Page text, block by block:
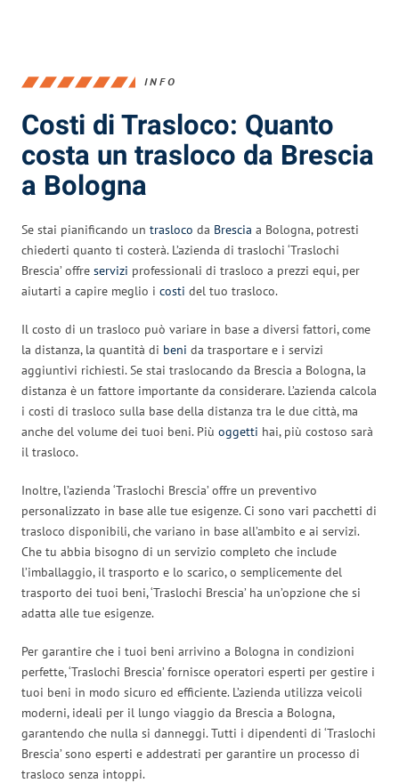
INFO
Costi di Trasloco: Quanto
costa un trasloco da Brescia
a Bologna
Se stai pianificando un trasloco da Brescia a Bologna, potresti
chiederti quanto ti costerà. L’azienda di traslochi ‘Traslochi
Brescia’ offre servizi professionali di trasloco a prezzi equi, per
aiutarti a capire meglio i costi del tuo trasloco.
Il costo di un trasloco può variare in base a diversi fattori, come
la distanza, la quantità di beni da trasportare e i servizi
aggiuntivi richiesti. Se stai traslocando da Brescia a Bologna, la
distanza è un fattore importante da considerare. L’azienda calcola
i costi di trasloco sulla base della distanza tra le due città, ma
anche del volume dei tuoi beni. Più oggetti hai, più costoso sarà
il trasloco.
Inoltre, l’azienda ‘Traslochi Brescia’ offre un preventivo
personalizzato in base alle tue esigenze. Ci sono vari pacchetti di
trasloco disponibili, che variano in base all’ambito e ai servizi.
Che tu abbia bisogno di un servizio completo che include
l’imballaggio, il trasporto e lo scarico, o semplicemente del
trasporto dei tuoi beni, ‘Traslochi Brescia’ ha un’opzione che si
adatta alle tue esigenze.
Per garantire che i tuoi beni arrivino a Bologna in condizioni
perfette, ‘Traslochi Brescia’ fornisce operatori esperti per gestire i
tuoi beni in modo sicuro ed efficiente. L’azienda utilizza veicoli
moderni, ideali per il lungo viaggio da Brescia a Bologna,
garantendo che nulla si danneggi. Tutti i dipendenti di ‘Traslochi
Brescia’ sono esperti e addestrati per garantire un processo di
trasloco senza intoppi.